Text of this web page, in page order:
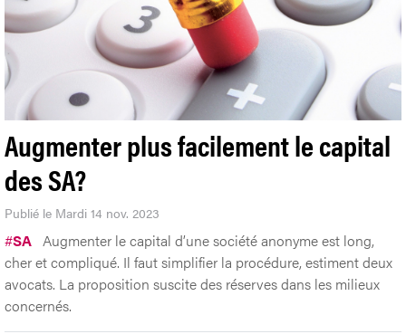
Augmenter plus facilement le capital
des SA?
Publié le Mardi 14 nov. 2023
#SA Augmenter le capital d’une société anonyme est long,
cher et compliqué. Il faut simplifier la procédure, estiment deux
avocats. La proposition suscite des réserves dans les milieux
concernés.